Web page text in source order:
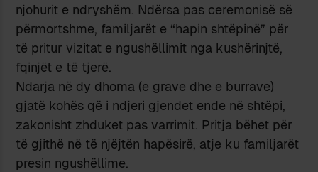
njohurit e ndryshëm. Ndërsa pas ceremonisë së
përmortshme, familjarët e “hapin shtëpinë” për
të pritur vizitat e ngushëllimit nga kushërinjtë,
fqinjët e të tjerë.
Ndarja në dy dhoma (e grave dhe e burrave)
gjatë kohës që i ndjeri gjendet ende në shtëpi,
zakonisht zhduket pas varrimit. Pritja bëhet për
të gjithë në të njëjtën hapësirë, atje ku familjarët
presin ngushëllime.